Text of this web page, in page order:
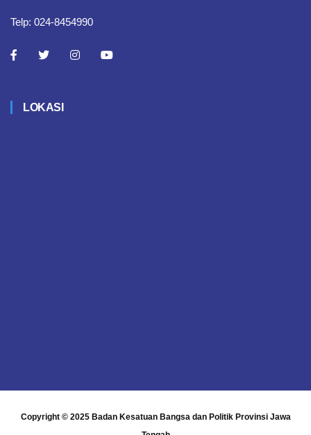
Telp: 024-8454990
LOKASI
Copyright © 2025 Badan Kesatuan Bangsa dan Politik Provinsi Jawa